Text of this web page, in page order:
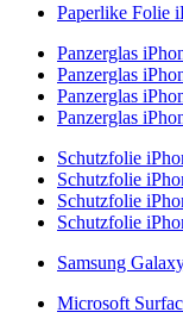
Paperlike Folie
Panzerglas
Panzerglas
Panzerglas
Panzerglas
Schutzfolie
Schutzfolie
Schutzfolie
Schutzfolie
Samsung
Microsoft